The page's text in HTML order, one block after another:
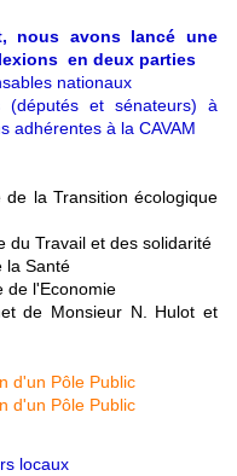
nous avons lancé une
en deux parties
nationaux
(députés et sénateurs) à
adhérentes à la CAVAM
de la Transition écologique
du Travail et des solidarité
la Santé
de l'Economie
de Monsieur N. Hulot et
locaux